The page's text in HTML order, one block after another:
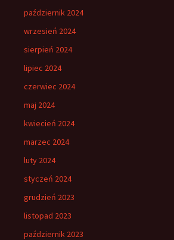
październik 2024
wrzesień 2024
sierpień 2024
lipiec 2024
czerwiec 2024
maj 2024
kwiecień 2024
marzec 2024
luty 2024
styczeń 2024
grudzień 2023
listopad 2023
październik 2023